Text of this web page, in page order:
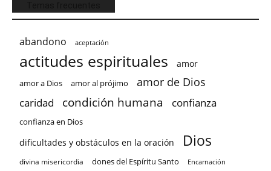
abandono aceptación
actitudes espirituales amor
amor a Dios amor al prójimo amor de Dios
caridad condición humana confianza
confianza en Dios
dificultades y obstáculos en la oración Dios
divina misericordia dones del Espíritu Santo Encarnación